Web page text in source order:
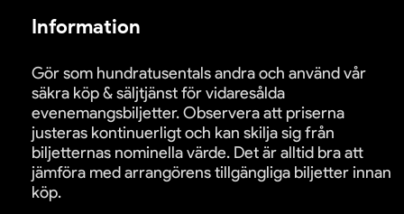
Information
Gör som hundratusentals andra och använd vår
säkra köp & säljtjänst för vidaresålda
evenemangsbiljetter. Observera att priserna
justeras kontinuerligt och kan skilja sig från
biljetternas nominella värde. Det är alltid bra att
jämföra med arrangörens tillgängliga biljetter innan
köp.